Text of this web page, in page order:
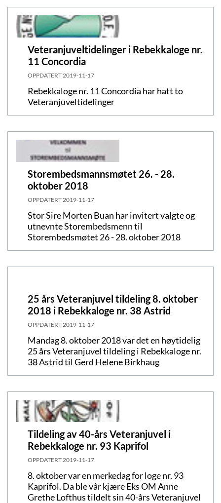
Veteranjuveltidelinger i Rebekkaloge nr.
11 Concordia
OPPDATERT 2019-11-17
Rebekkaloge nr. 11 Concordia har hatt to
Veteranjuveltidelinger
Storembedsmannsmøtet 26. - 28.
oktober 2018
OPPDATERT 2019-11-17
Stor Sire Morten Buan har invitert valgte og
utnevnte Storembedsmenn til
Storembedsmøtet 26 - 28. oktober 2018
25 års Veteranjuvel tildeling 8. oktober
2018 i Rebekkaloge nr. 38 Astrid
OPPDATERT 2019-11-17
Mandag 8. oktober 2018 var det en høytidelig
25 års Veteranjuvel tildeling i Rebekkaloge nr.
38 Astrid til Gerd Helene Birkhaug
Tildeling av 40-års Veteranjuvel i
Rebekkaloge nr. 93 Kaprifol
OPPDATERT 2019-11-17
8. oktober var en merkedag for loge nr. 93
Kaprifol. Da ble vår kjære Eks OM Anne
Grethe Lofthus tildelt sin 40-års Veteranjuvel